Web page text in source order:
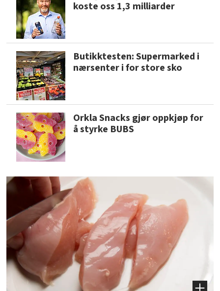
koste oss 1,3 milliarder
Butikktesten: Supermarked i
nærsenter i for store sko
Orkla Snacks gjør oppkjøp for
å styrke BUBS